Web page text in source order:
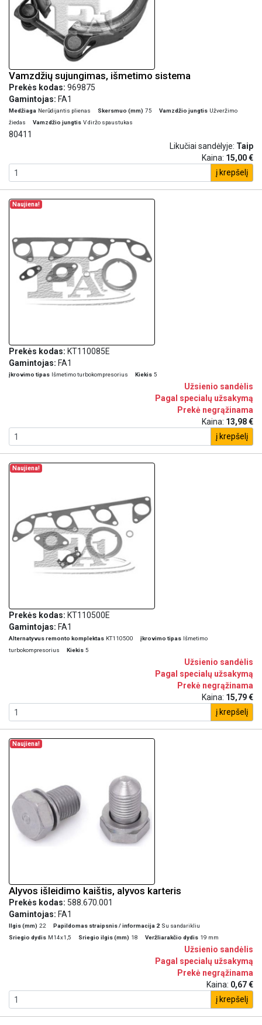
Vamzdžių sujungimas, išmetimo sistema
Prekės kodas: 969875
Gamintojas: FA1
Medžiaga Nerūdijantis plienas Skersmuo (mm) 75 Vamzdžio jungtis Užveržimo
žiedas
Vamzdžio jungtis V diržo spaustukas
80411
Likučiai sandėlyje: Taip
Kaina: 15,00 €
į krepšelį
Naujiena!
Prekės kodas: KT110085E
Gamintojas: FA1
įkrovimo tipas Išmetimo turbokompresorius Kiekis 5
Užsienio sandėlis
Pagal specialų užsakymą
Prekė negrąžinama
Kaina: 13,98 €
į krepšelį
Naujiena!
Prekės kodas: KT110500E
Gamintojas: FA1
Alternatyvus remonto komplektas KT110500 įkrovimo tipas Išmetimo
turbokompresorius
Kiekis 5
Užsienio sandėlis
Pagal specialų užsakymą
Prekė negrąžinama
Kaina: 15,79 €
į krepšelį
Naujiena!
Alyvos išleidimo kaištis, alyvos karteris
Prekės kodas: 588.670.001
Gamintojas: FA1
Ilgis (mm) 22 Papildomas straipsnis / informacija 2 Su sandarikliu
Sriegio dydis M14x1,5 Sriegio ilgis (mm) 18 Veržliarakčio dydis 19 mm
Užsienio sandėlis
Pagal specialų užsakymą
Prekė negrąžinama
Kaina: 0,67 €
į krepšelį